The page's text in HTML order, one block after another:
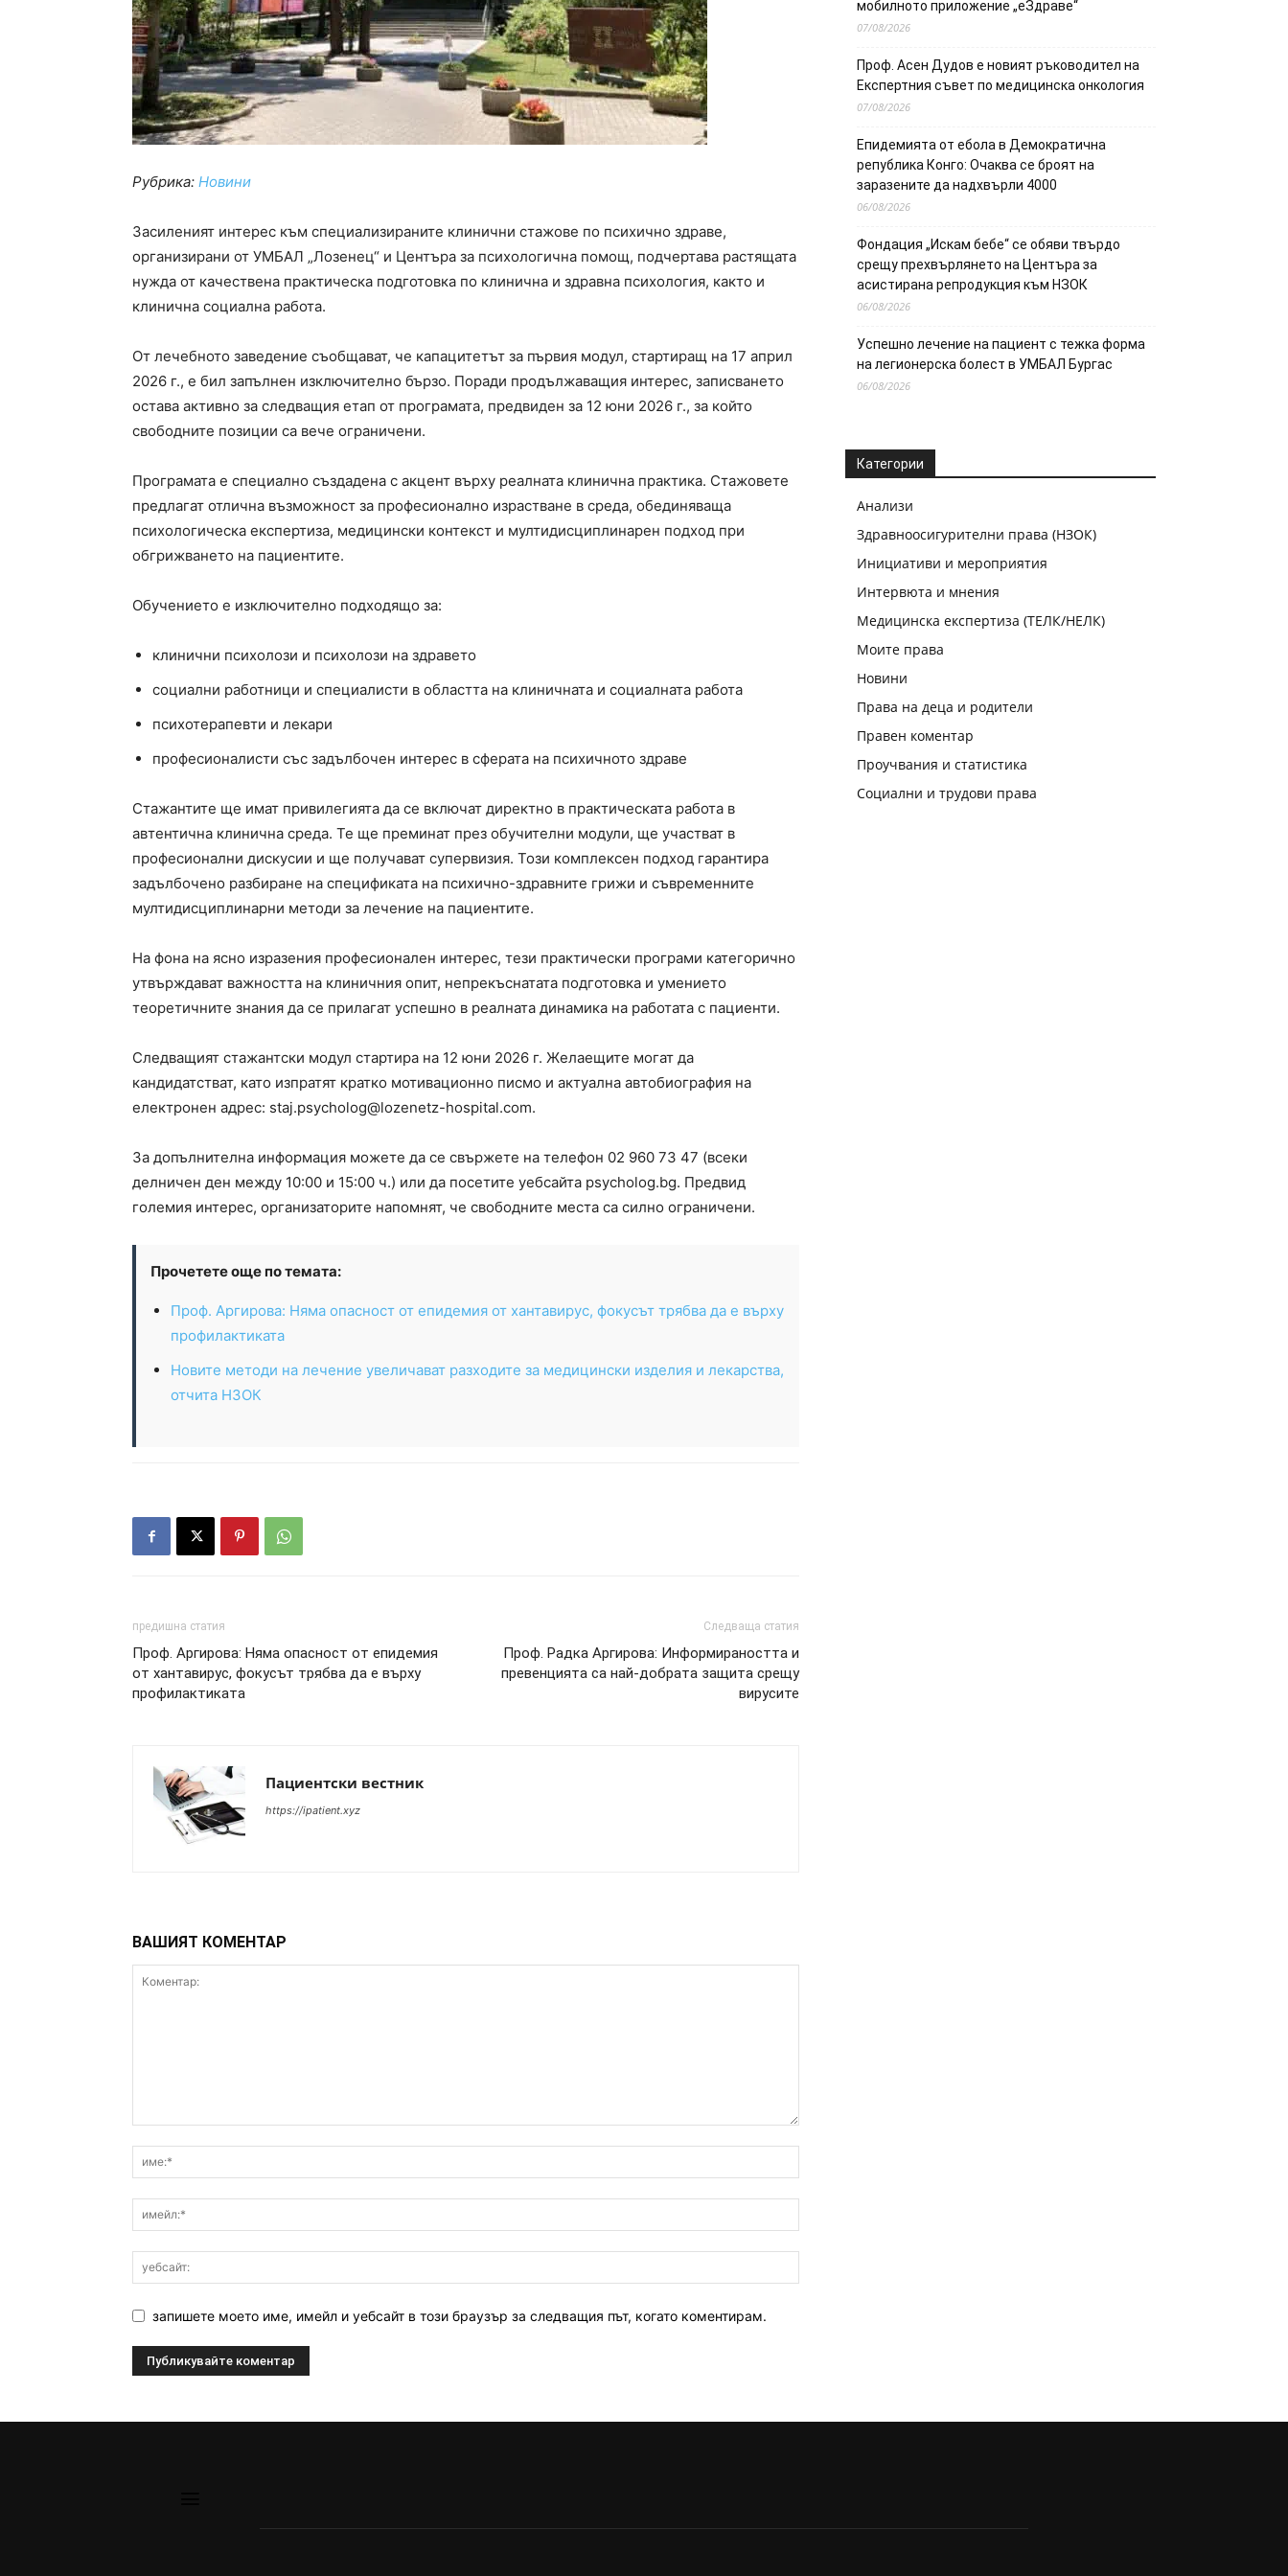
Рубрика: Новини
Засиленият интерес към специализираните клинични стажове по психично здраве,
организирани от УМБАЛ „Лозенец“ и Центъра за психологична помощ, подчертава растящата
нужда от качествена практическа подготовка по клинична и здравна психология, както и
клинична социална работа.
От лечебното заведение съобщават, че капацитетът за първия модул, стартиращ на 17 април
2026 г., е бил запълнен изключително бързо. Поради продължаващия интерес, записването
остава активно за следващия етап от програмата, предвиден за 12 юни 2026 г., за който
свободните позиции са вече ограничени.
Програмата е специално създадена с акцент върху реалната клинична практика. Стажовете
предлагат отлична възможност за професионално израстване в среда, обединяваща
психологическа експертиза, медицински контекст и мултидисциплинарен подход при
обгрижването на пациентите.
Обучението е изключително подходящо за:
клинични психолози и психолози на здравето
социални работници и специалисти в областта на клиничната и социалната работа
психотерапевти и лекари
професионалисти със задълбочен интерес в сферата на психичното здраве
Стажантите ще имат привилегията да се включат директно в практическата работа в
автентична клинична среда. Те ще преминат през обучителни модули, ще участват в
професионални дискусии и ще получават супервизия. Този комплексен подход гарантира
задълбочено разбиране на спецификата на психично-здравните грижи и съвременните
мултидисциплинарни методи за лечение на пациентите.
На фона на ясно изразения професионален интерес, тези практически програми категорично
утвърждават важността на клиничния опит, непрекъснатата подготовка и умението
теоретичните знания да се прилагат успешно в реалната динамика на работата с пациенти.
Следващият стажантски модул стартира на 12 юни 2026 г. Желаещите могат да
кандидатстват, като изпратят кратко мотивационно писмо и актуална автобиография на
електронен адрес: staj.psycholog@lozenetz-hospital.com.
За допълнителна информация можете да се свържете на телефон 02 960 73 47 (всеки
делничен ден между 10:00 и 15:00 ч.) или да посетите уебсайта psycholog.bg. Предвид
големия интерес, организаторите напомнят, че свободните места са силно ограничени.
Прочетете още по темата:
Проф. Аргирова: Няма опасност от епидемия от хантавирус, фокусът трябва да е върху
профилактиката
Новите методи на лечение увеличават разходите за медицински изделия и лекарства,
отчита НЗОК
предишна статия
Проф. Аргирова: Няма опасност от епидемия
от хантавирус, фокусът трябва да е върху
профилактиката
Следваща статия
Проф. Радка Аргирова: Информираността и
превенцията са най-добрата защита срещу
вирусите
Пациентски вестник
https://ipatient.xyz
ВАШИЯТ КОМЕНТАР
запишете моето име, имейл и уебсайт в този браузър за следващия път, когато коментирам.
мобилното приложение „еЗдраве“
07/08/2026
Проф. Асен Дудов е новият ръководител на
Експертния съвет по медицинска онкология
07/08/2026
Епидемията от ебола в Демократична
република Конго: Очаква се броят на
заразените да надхвърли 4000
06/08/2026
Фондация „Искам бебе“ се обяви твърдо
срещу прехвърлянето на Центъра за
асистирана репродукция към НЗОК
06/08/2026
Успешно лечение на пациент с тежка форма
на легионерска болест в УМБАЛ Бургас
06/08/2026
Категории
Анализи
Здравноосигурителни права (НЗОК)
Инициативи и мероприятия
Интервюта и мнения
Медицинска експертиза (ТЕЛК/НЕЛК)
Моите права
Новини
Права на деца и родители
Правен коментар
Проучвания и статистика
Социални и трудови права